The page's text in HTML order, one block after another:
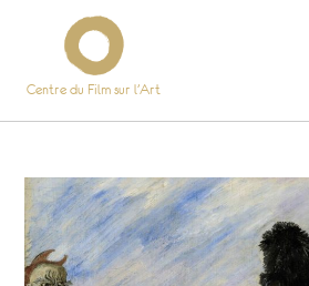
Centre du Film sur l’Art